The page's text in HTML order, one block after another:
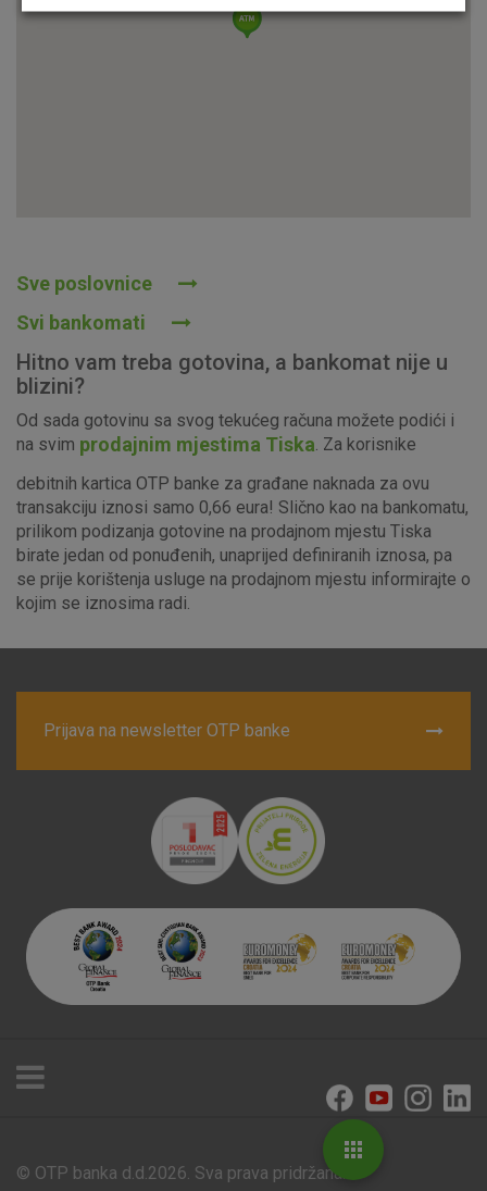
Sve poslovnice
Svi bankomati
Hitno vam treba gotovina, a bankomat nije u
blizini?
Od sada gotovinu sa svog tekućeg računa možete podići i
na svim prodajnim mjestima Tiska . Za korisnike
debitnih kartica OTP banke za građane naknada za ovu
transakciju iznosi samo 0,66 eura! Slično kao na bankomatu,
prilikom podizanja gotovine na prodajnom mjestu Tiska
birate jedan od ponuđenih, unaprijed definiranih iznosa, pa
se prije korištenja usluge na prodajnom mjestu informirajte o
kojim se iznosima radi.
Prijava na newsletter OTP banke
Poslovnice i bankomati
© OTP banka d.d.2026. Sva prava pridržana.
Ovi kolačići nužni su za funkcioniranje internetske stranice i
postavljaju kao odgovor na vaše radnje koje uključuju zahtjev
za uslugama, kao što su postavke kolačića. Svoj preglednik
o njima, ali u tom slučaju neki dijelovi stranice neće raditi. Ti
kolačići ne pohranjuju nikakve informacije koje bi vas mogle
identificirati.
Detaljnije informacije o kolačićima